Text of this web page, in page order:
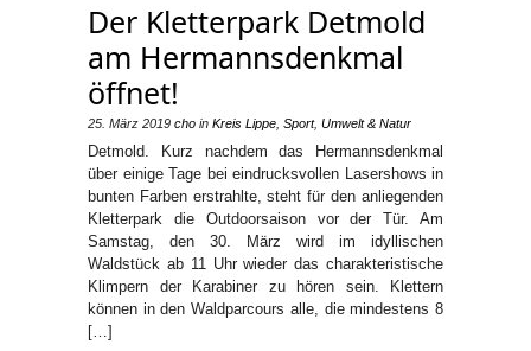
Der Kletterpark Detmold
am Hermannsdenkmal
öffnet!
25. März 2019 cho in Kreis Lippe Sport, Umwelt & Natur
Detmold. Kurz nachdem das Hermannsdenkmal
über einige Tage bei eindrucksvollen Lasershows in
bunten Farben erstrahlte, steht für den anliegenden
Kletterpark die Outdoorsaison vor der Tür. Am
Samstag, den 30. März wird im idyllischen
Waldstück ab 11 Uhr wieder das charakteristische
Klimpern der Karabiner zu hören sein. Klettern
können in den Waldparcours alle, die mindestens 8
[…]